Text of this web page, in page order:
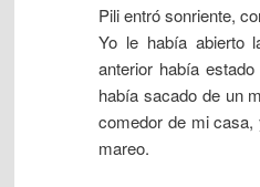
Pili entró sonriente,
Yo le había abierto
anterior había
había sacado de un
comedor de mi casa,
mareo.